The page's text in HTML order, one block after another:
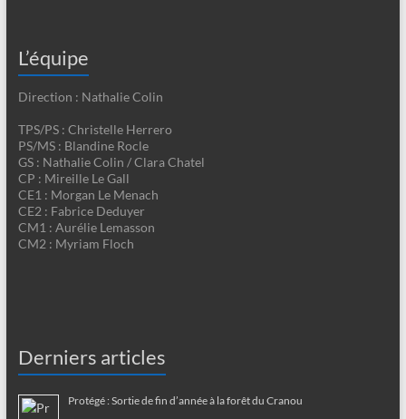
L’équipe
Direction : Nathalie Colin
TPS/PS : Christelle Herrero
PS/MS : Blandine Rocle
GS : Nathalie Colin / Clara Chatel
CP : Mireille Le Gall
CE1 : Morgan Le Menach
CE2 : Fabrice Deduyer
CM1 : Aurélie Lemasson
CM2 : Myriam Floch
Derniers articles
Protégé : Sortie de fin d’année à la forêt du Cranou